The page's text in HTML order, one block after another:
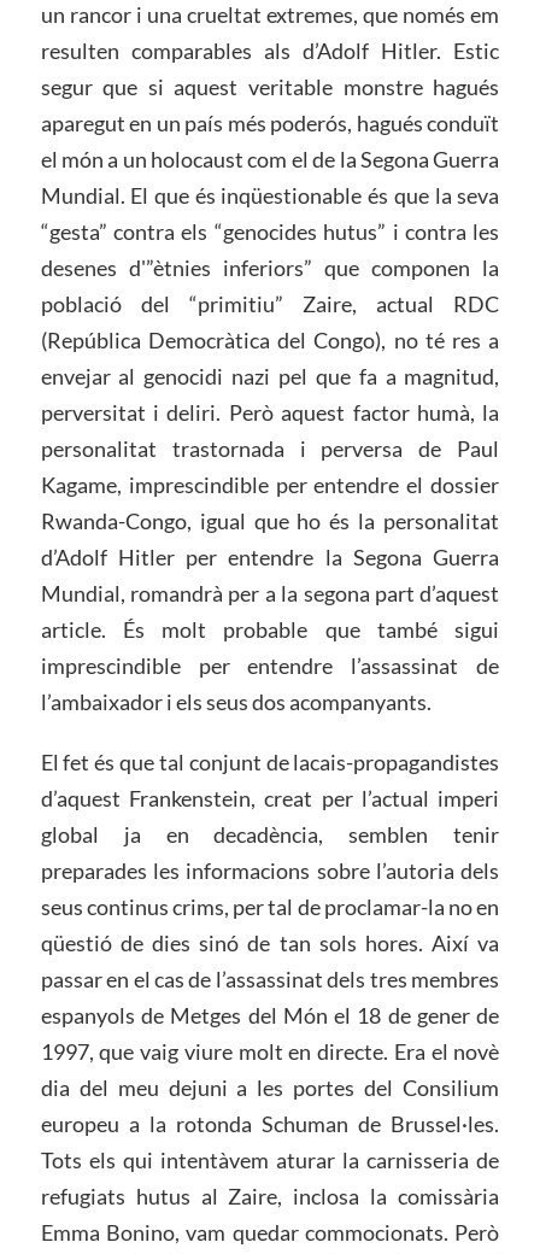
un rancor i una crueltat extremes, que només em
resulten comparables als d’Adolf Hitler. Estic
segur que si aquest veritable monstre hagués
aparegut en un país més poderós, hagués conduït
el món a un holocaust com el de la Segona Guerra
Mundial. El que és inqüestionable és que la seva
“gesta” contra els “genocides hutus” i contra les
desenes d'”ètnies inferiors” que componen la
població del “primitiu” Zaire, actual RDC
(República Democràtica del Congo), no té res a
envejar al genocidi nazi pel que fa a magnitud,
perversitat i deliri. Però aquest factor humà, la
personalitat trastornada i perversa de Paul
Kagame, imprescindible per entendre el dossier
Rwanda-Congo, igual que ho és la personalitat
d’Adolf Hitler per entendre la Segona Guerra
Mundial, romandrà per a la segona part d’aquest
article. És molt probable que també sigui
imprescindible per entendre l’assassinat de
l’ambaixador i els seus dos acompanyants.
El fet és que tal conjunt de lacais-propagandistes
d’aquest Frankenstein, creat per l’actual imperi
global ja en decadència, semblen tenir
preparades les informacions sobre l’autoria dels
seus continus crims, per tal de proclamar-la no en
qüestió de dies sinó de tan sols hores. Així va
passar en el cas de l’assassinat dels tres membres
espanyols de Metges del Món el 18 de gener de
1997, que vaig viure molt en directe. Era el novè
dia del meu dejuni a les portes del Consilium
europeu a la rotonda Schuman de Brussel·les.
Tots els qui intentàvem aturar la carnisseria de
refugiats hutus al Zaire, inclosa la comissària
Emma Bonino, vam quedar commocionats. Però